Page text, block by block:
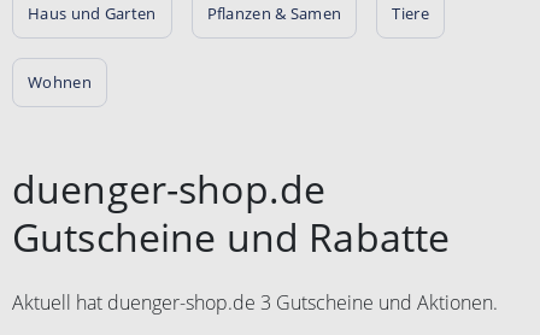
Haus und Garten Pflanzen & Samen Tiere
Wohnen
duenger-shop.de
Gutscheine und Rabatte
Aktuell hat duenger-shop.de 3 Gutscheine und Aktionen.